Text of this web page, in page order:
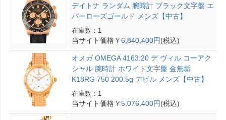
デイトナ ランダム 腕時計 ブラック文字盤 エ
バーローズゴールド メンズ【中古】
在庫数：1
当サイト価格￥6,840,400円(税込)
オメガ OMEGA 4163.20 デ ヴィル コーアク
シャル 腕時計 ホワイト文字盤 金無垢
K18RG 750 200.5g デビル メンズ【中古】
在庫数：1
当サイト価格￥5,076,400円(税込)